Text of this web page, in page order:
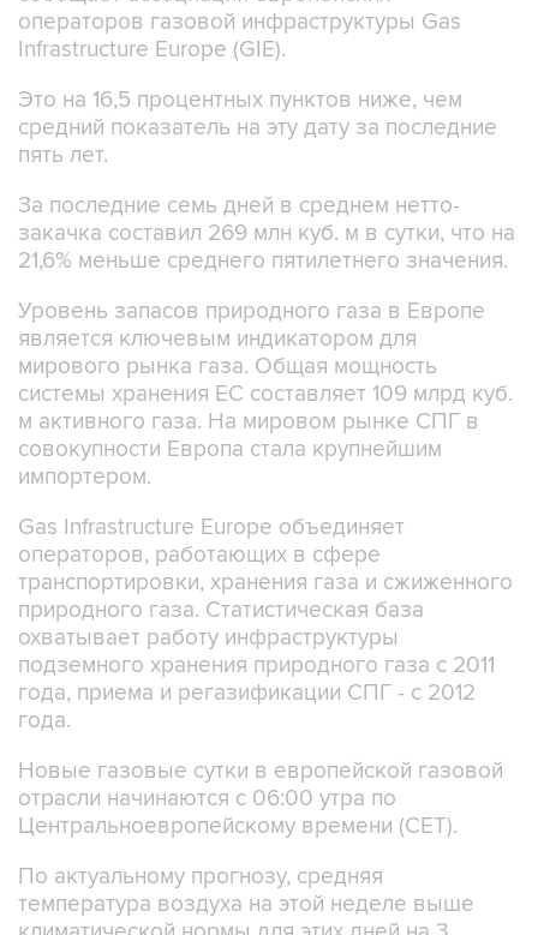
операторов газовой инфраструктуры Gas
Infrastructure Europe (GIE).
Это на 16,5 процентных пунктов ниже, чем
средний показатель на эту дату за последние
пять лет.
За последние семь дней в среднем нетто-
закачка составил 269 млн куб. м в сутки, что на
21,6% меньше среднего пятилетнего значения.
Уровень запасов природного газа в Европе
является ключевым индикатором для
мирового рынка газа. Общая мощность
системы хранения ЕС составляет 109 млрд куб.
м активного газа. На мировом рынке СПГ в
совокупности Европа стала крупнейшим
импортером.
Gas Infrastructure Europe объединяет
операторов, работающих в сфере
транспортировки, хранения газа и сжиженного
природного газа. Статистическая база
охватывает работу инфраструктуры
подземного хранения природного газа с 2011
года, приема и регазификации СПГ - с 2012
года.
Новые газовые сутки в европейской газовой
отрасли начинаются c 06:00 утра по
Центральноевропейскому времени (CET).
По актуальному прогнозу, средняя
температура воздуха на этой неделе выше